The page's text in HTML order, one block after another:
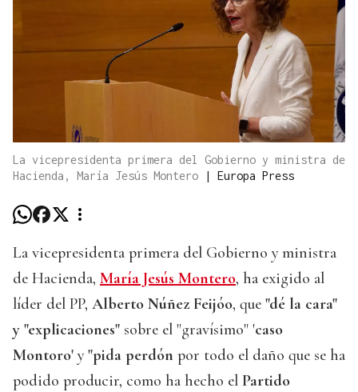
La vicepresidenta primera del Gobierno y ministra de
Hacienda, María Jesús Montero
| Europa Press
La vicepresidenta primera del Gobierno y ministra
de Hacienda, María Jesús Montero, ha exigido al
líder del PP, Alberto Núñez Feijóo, que "dé la cara"
y "explicaciones" sobre el "gravísimo" 'caso
Montoro' y"pida perdón por todo el daño que se ha
podido producir, como ha hecho el Partido